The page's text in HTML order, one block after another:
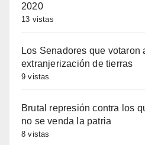
2020
13 vistas
Los Senadores que votaron
extranjerización de tierras
9 vistas
Brutal represión contra los
no se venda la patria
8 vistas